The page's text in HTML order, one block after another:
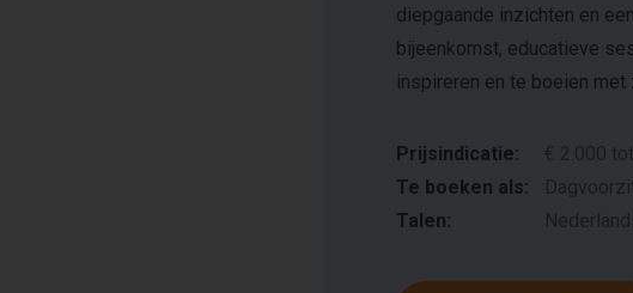
diepgaande inzichten en
bijeenkomst, educatieve
inspireren en te boeien
Prijsindicatie:
€ 2.000
Te boeken als:
Talen: